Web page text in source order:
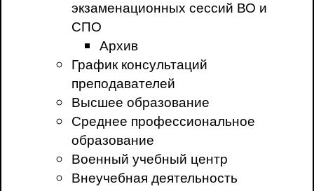
экзаменационных сессий ВО и
СПО
Архив
График консультаций
преподавателей
Высшее образование
Среднее профессиональное
образование
Военный учебный центр
Внеучебная деятельность